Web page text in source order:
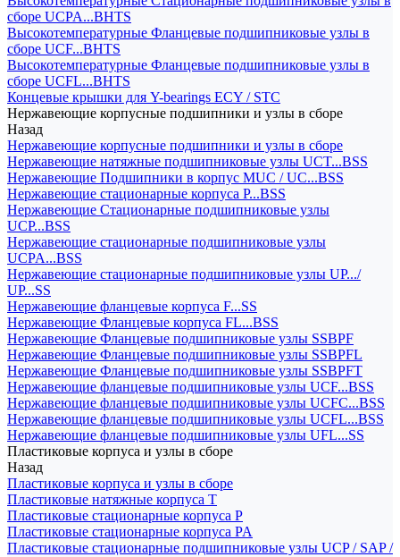
сборе UCPA...BHTS
Высокотемпературные Фланцевые подшипниковые узлы в
сборе UCF...BHTS
Высокотемпературные Фланцевые подшипниковые узлы в
сборе UCFL...BHTS
Концевые крышки для Y-bearings ECY / STC
Нержавеющие корпусные подшипники и узлы в сборе
Назад
Нержавеющие корпусные подшипники и узлы в сборе
Нержавеющие натяжные подшипниковые узлы UCT...BSS
Нержавеющие Подшипники в корпус MUC / UC...BSS
Нержавеющие стационарные корпуса P...BSS
Нержавеющие Стационарные подшипниковые узлы
UCP...BSS
Нержавеющие стационарные подшипниковые узлы
UCPA...BSS
Нержавеющие стационарные подшипниковые узлы UP.../
UP...SS
Нержавеющие фланцевые корпуса F...SS
Нержавеющие Фланцевые корпуса FL...BSS
Нержавеющие Фланцевые подшипниковые узлы SSBPF
Нержавеющие Фланцевые подшипниковые узлы SSBPFL
Нержавеющие Фланцевые подшипниковые узлы SSBPFT
Нержавеющие фланцевые подшипниковые узлы UCF...BSS
Нержавеющие фланцевые подшипниковые узлы UCFC...BSS
Нержавеющие фланцевые подшипниковые узлы UCFL...BSS
Нержавеющие фланцевые подшипниковые узлы UFL...SS
Пластиковые корпуса и узлы в сборе
Назад
Пластиковые корпуса и узлы в сборе
Пластиковые натяжные корпуса T
Пластиковые стационарные корпуса P
Пластиковые стационарные корпуса PA
Пластиковые стационарные подшипниковые узлы UCP / SAP /